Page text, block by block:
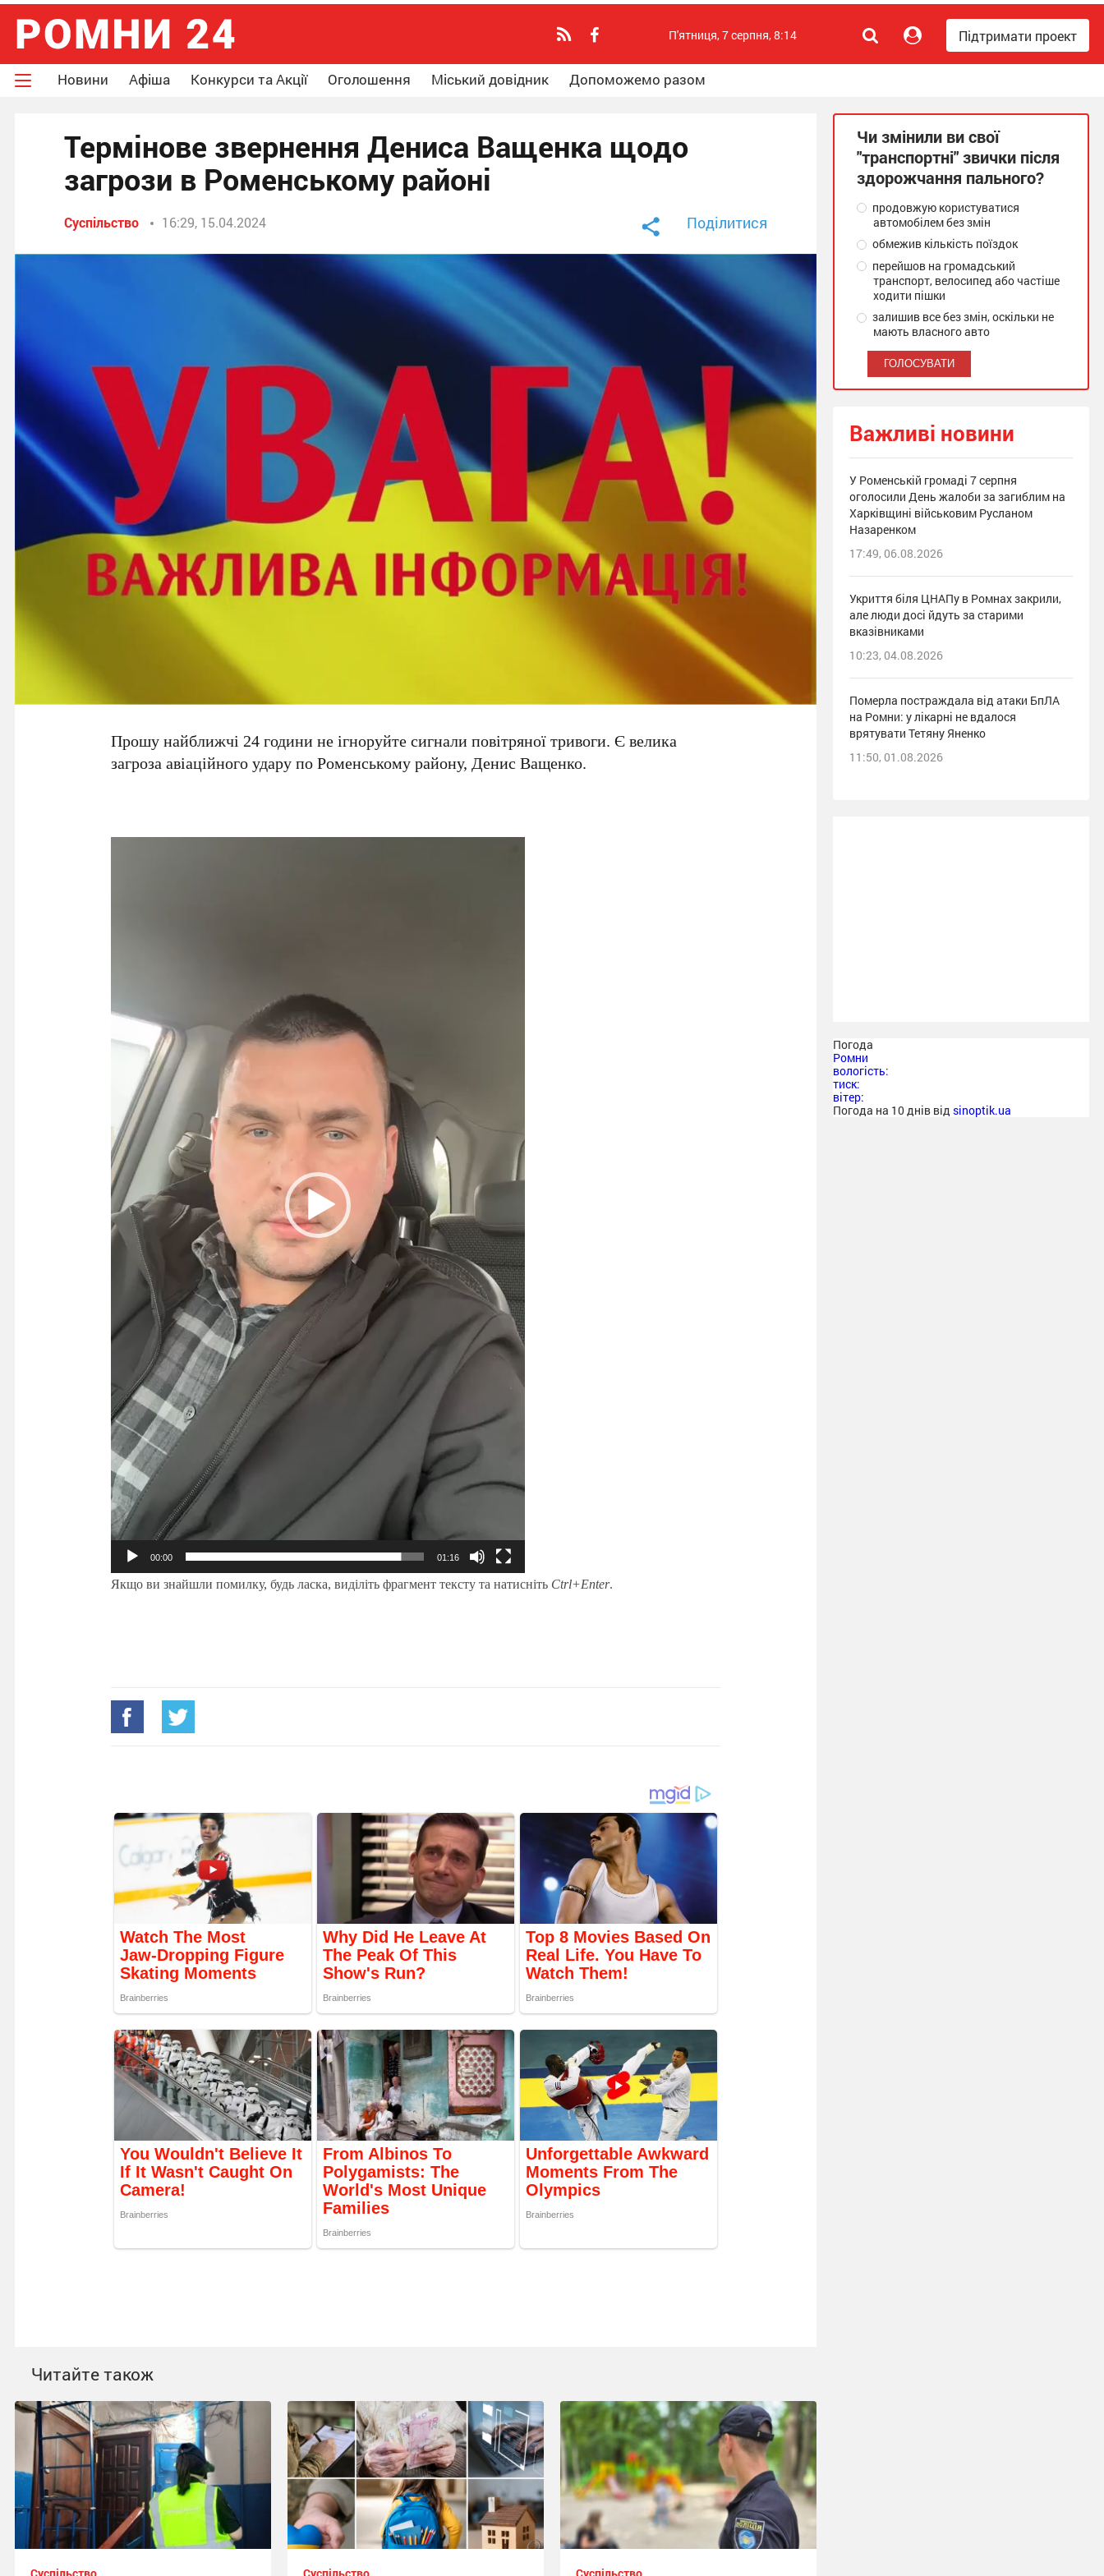
Підтримати проект
П'ятниця, 7 серпня, 8:14
Новини Афіша Конкурси та Акції Оголошення Міський довідник Допоможемо разом
Термінове звернення Дениса Ващенка щодо
загрози в Роменському районі
Суспільство 16:29, 15.04.2024 Поділитися
Прошу найближчі 24 години не ігноруйте сигнали повітряної тривоги. Є велика
загроза авіаційного удару по Роменському району, Денис Ващенко.
00:00 01:16
Якщо ви знайшли помилку, будь ласка, виділіть фрагмент тексту та натисніть Ctrl+Enter.
Читайте також
Чи змінили ви свої
"транспортні" звички після
здорожчання пального?
продовжую користуватися
автомобілем без змін
обмежив кількість поїздок
перейшов на громадський
транспорт, велосипед або частіше
ходити пішки
залишив все без змін, оскільки не
мають власного авто
Важливі новини
У Роменській громаді 7 серпня
оголосили День жалоби за загиблим на
Харківщині військовим Русланом
Назаренком
17:49, 06.08.2026
Укриття біля ЦНАПу в Ромнах закрили,
але люди досі йдуть за старими
вказівниками
10:23, 04.08.2026
Померла постраждала від атаки БпЛА
на Ромни: у лікарні не вдалося
врятувати Тетяну Яненко
11:50, 01.08.2026
Погода
Ромни
вологість:
тиск:
вітер:
Погода на 10 днів від sinoptik.ua